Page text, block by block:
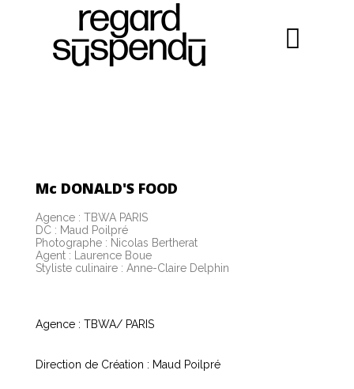
Mc DONALD'S FOOD
Agence : TBWA PARIS
DC : Maud Poilpré
Photographe : Nicolas Bertherat
Agent : Laurence Boue
Styliste culinaire : Anne-Claire Delphin
Agence : TBWA/ PARIS
Direction de Création : Maud Poilpré